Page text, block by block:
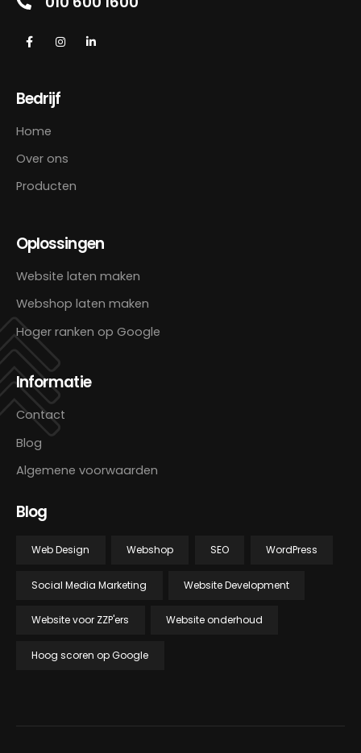
Bedrijf
Home
Over ons
Producten
Oplossingen
Website laten maken
Webshop laten maken
Hoger ranken op Google
Informatie
Contact
Blog
Algemene voorwaarden
Blog
Web Design Webshop SEO WordPress
Social Media Marketing Website Development
Website voor ZZP'ers Website onderhoud
Hoog scoren op Google